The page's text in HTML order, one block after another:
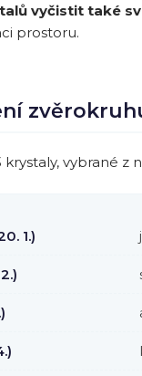
vyčistit také
prostoru.
krystaly, vybrané
1.)